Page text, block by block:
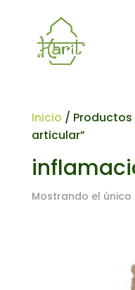
Inicio /
articular”
Mostrando el